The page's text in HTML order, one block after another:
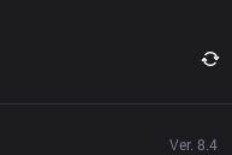
Ver. 8.4